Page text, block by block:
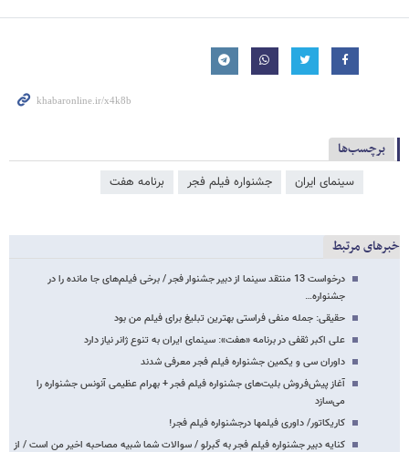
برچسب‌ها
سینمای ایران جشنواره فیلم فجر برنامه هفت
خبرهای مرتبط
درخواست 13 منتقد سینما از دبیر جشنوار فجر / برخی فیلم‌های جا مانده را در
جشنواره…
حقیقی: جمله منفی فراستی بهترین تبلیغ برای فیلم من بود
علی اکبر ثقفی در برنامه «هفت»: سینمای ایران به تنوع ژانر نیاز دارد
داوران سی و یکمین جشنواره فیلم فجر معرفی شدند
آغاز پیش‌فروش بلیت‌های جشنواره فیلم فجر + بهرام عظیمی آنونس جشنواره را
می‌سازد
کاریکاتور/ داوری فیلمها درجشنواره فیلم فجر!
کنایه دبیر جشنواره فیلم فجر به گبرلو / سوالات شما شبیه مصاحبه اخیر من است / از